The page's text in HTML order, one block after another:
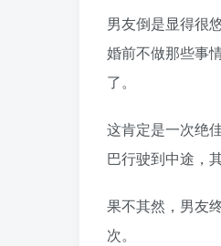
男友倒是显得很
婚前不做那些事
了。
这肯定是一次绝
巴行驶到中途，
果不其然，男友
次。